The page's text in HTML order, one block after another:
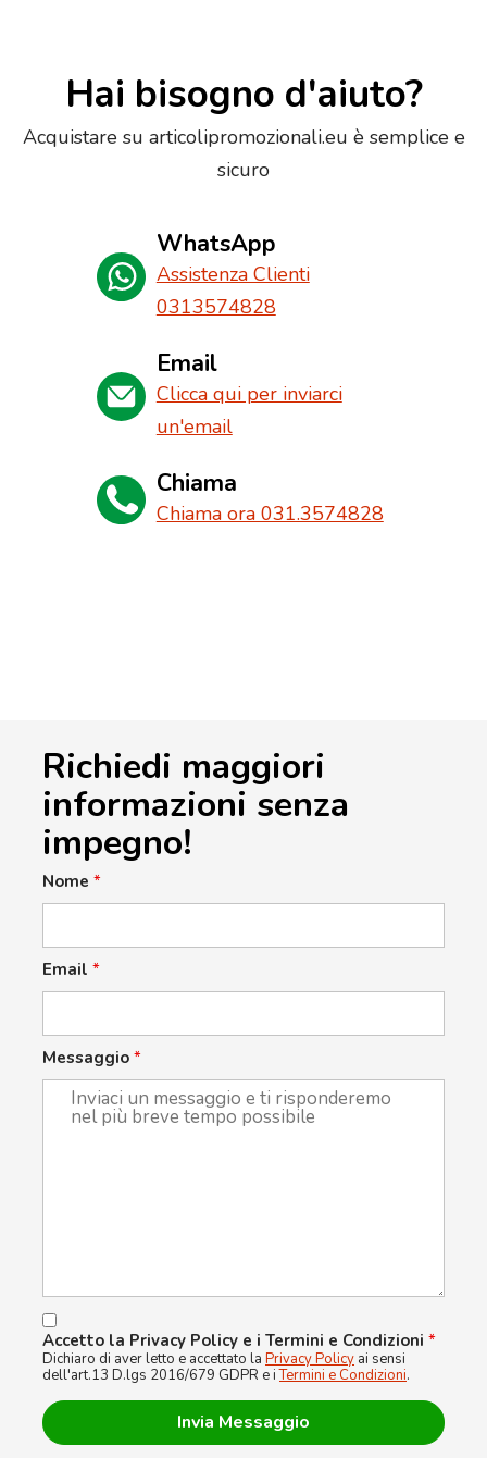
Hai bisogno d'aiuto?
Acquistare su articolipromozionali.eu è semplice e
sicuro
WhatsApp
Assistenza Clienti
0313574828
Email
Clicca qui per inviarci
un'email
Chiama
Chiama ora 031.3574828
Richiedi maggiori
informazioni senza
impegno!
Nome *
Email *
Messaggio *
Accetto la Privacy Policy e i Termini e Condizioni *
Dichiaro di aver letto e accettato la Privacy Policy ai sensi
dell'art.13 D.lgs 2016/679 GDPR e iTermini e Condizioni.